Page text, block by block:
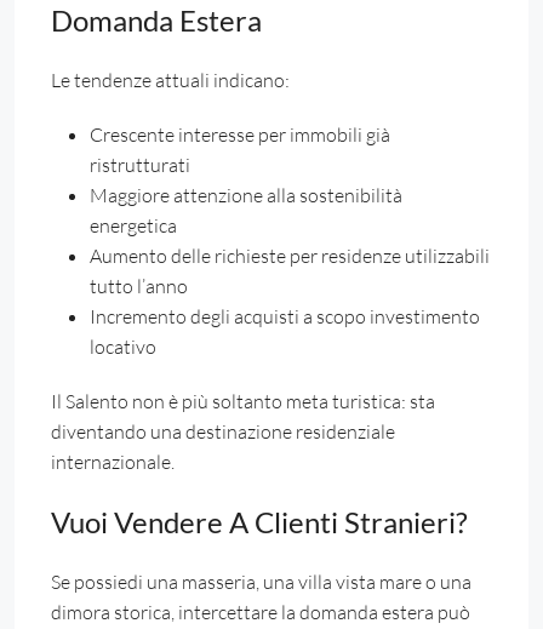
Domanda Estera
Le tendenze attuali indicano:
Crescente interesse per immobili già
ristrutturati
Maggiore attenzione alla sostenibilità
energetica
Aumento delle richieste per residenze utilizzabili
tutto l’anno
Incremento degli acquisti a scopo investimento
locativo
Il Salento non è più soltanto meta turistica: sta
diventando una destinazione residenziale
internazionale.
Vuoi Vendere A Clienti Stranieri?
Se possiedi una masseria, una villa vista mare o una
dimora storica, intercettare la domanda estera può